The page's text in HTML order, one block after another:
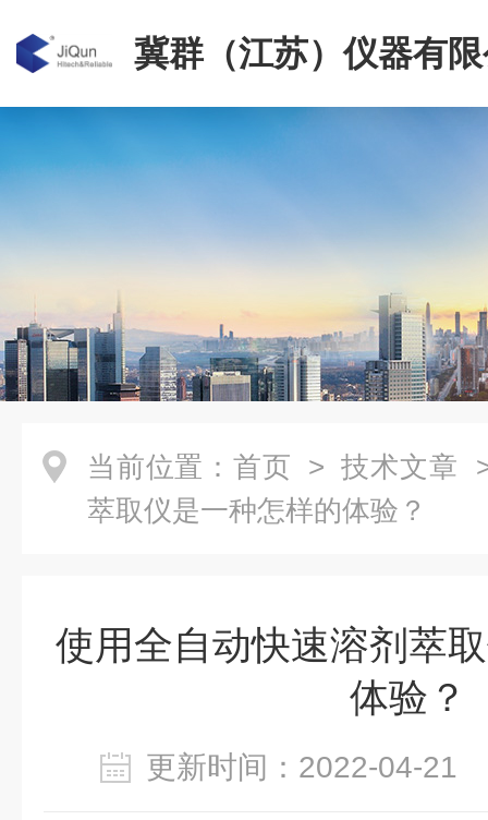
冀群（江苏）仪器有
当前位置： 首页 > 技术文章
萃取仪是一种怎样的体验？
使用全自动快速溶剂萃
体验？
更新时间：2022-04-